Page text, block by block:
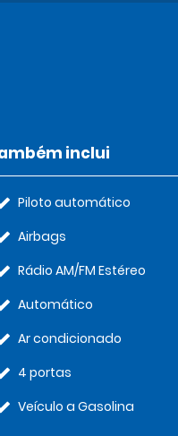
inclui
Piloto automático
Airbags
Rádio AM/FM Estéreo
Automático
Ar condicionado
4 portas
Veículo a Gasolina